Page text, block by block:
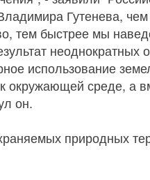
Гутенева,
тем быстрее мы
использование
окружающей среде, а
он.
природных